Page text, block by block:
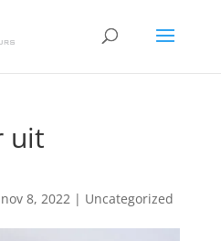
uit
nov 8, 2022| Uncategorized